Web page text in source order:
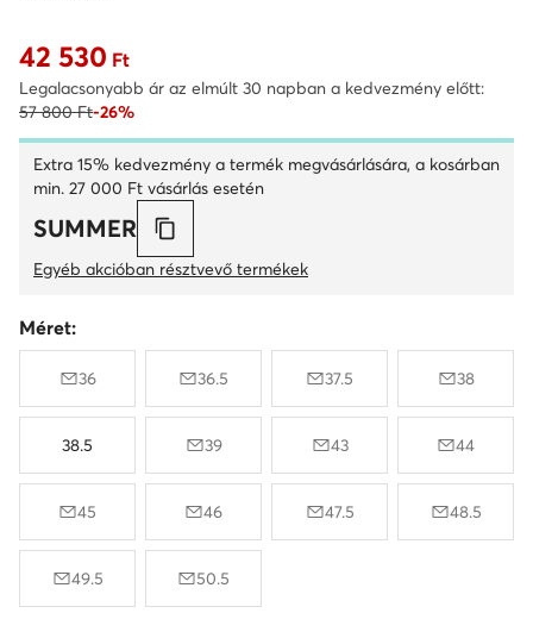
Aktuális ár 42 530 Ft
42 530 Ft
Legalacsonyabb ár az elmúlt 30 napban a kedvezmény előtt:
57 800 Ft-26%
Extra 15% kedvezmény a termék megvásárlására, a kosárban
min. 27 000 Ft vásárlás esetén
SUMMER
Egyéb akcióban résztvevő termékek
Méret:
36 36.5 37.5 38
38.5 39 43 44
45 46 47.5 48.5
49.5 50.5